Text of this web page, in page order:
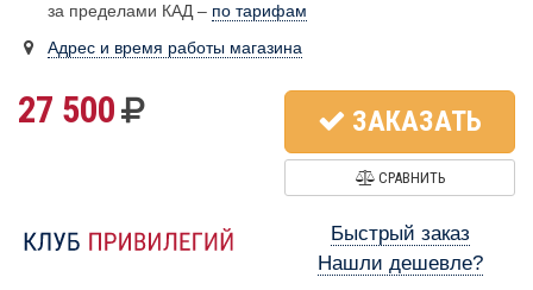
за пределами КАД – по тарифам
Адрес и время работы магазина
27 500 ЗАКАЗАТЬ
СРАВНИТЬ
Быстрый заказ
Нашли дешевле?